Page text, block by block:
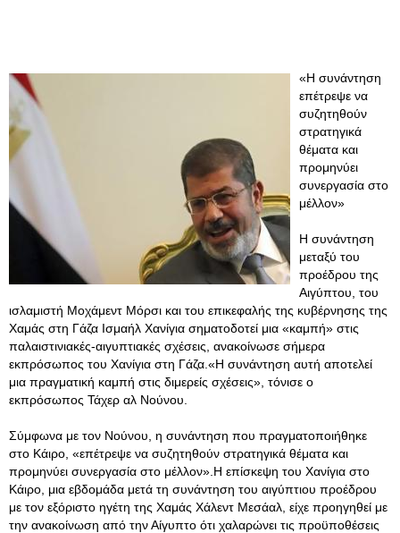
«Η συνάντηση
επέτρεψε να
συζητηθούν
στρατηγικά
θέματα και
προμηνύει
συνεργασία στο
μέλλον»
Η συνάντηση
μεταξύ του
προέδρου της
Αιγύπτου, του
ισλαμιστή Μοχάμεντ Μόρσι και του επικεφαλής της κυβέρνησης της
Χαμάς στη Γάζα Ισμαήλ Χανίγια σηματοδοτεί μια «καμπή» στις
παλαιστινιακές-αιγυπτιακές σχέσεις, ανακοίνωσε σήμερα
εκπρόσωπος του Χανίγια στη Γάζα.«Η συνάντηση αυτή αποτελεί
μια πραγματική καμπή στις διμερείς σχέσεις», τόνισε ο
εκπρόσωπος Τάχερ αλ Νούνου.
Σύμφωνα με τον Νούνου, η συνάντηση που πραγματοποιήθηκε
στο Κάιρο, «επέτρεψε να συζητηθούν στρατηγικά θέματα και
προμηνύει συνεργασία στο μέλλον».Η επίσκεψη του Χανίγια στο
Κάιρο, μια εβδομάδα μετά τη συνάντηση του αιγύπτιου προέδρου
με τον εξόριστο ηγέτη της Χαμάς Χάλεντ Μεσάαλ, είχε προηγηθεί με
την ανακοίνωση από την Αίγυπτο ότι χαλαρώνει τις προϋποθέσεις